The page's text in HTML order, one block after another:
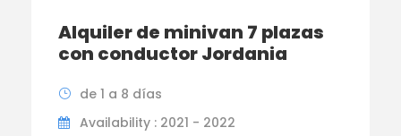
Alquiler de minivan 7 plazas
con conductor Jordania
de 1 a 8 días
Availability : 2021 - 2022